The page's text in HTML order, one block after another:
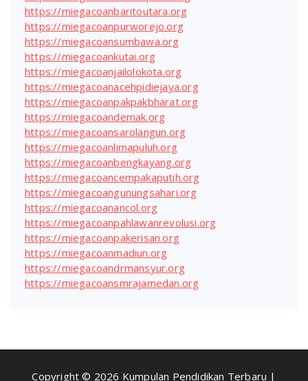
https://miegacoanbaritoutara.org
https://miegacoanpurworejo.org
https://miegacoansumbawa.org
https://miegacoankutai.org
https://miegacoanjailolokota.org
https://miegacoanacehpidiejaya.org
https://miegacoanpakpakbharat.org
https://miegacoandemak.org
https://miegacoansarolangun.org
https://miegacoanlimapuluh.org
https://miegacoanbengkayang.org
https://miegacoancempakaputih.org
https://miegacoangunungsahari.org
https://miegacoanancol.org
https://miegacoanpahlawanrevolusi.org
https://miegacoanpakerisan.org
https://miegacoanmadiun.org
https://miegacoandrmansyur.org
https://miegacoansmrajamedan.org
Copyright © 2026 Kumpulan Pendidikan Terbaru |